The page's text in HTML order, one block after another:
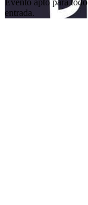
entrada.